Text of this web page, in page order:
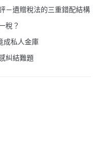
－遺贈稅法的三重錯配結構
稅？
成私人金庫
糾結難題